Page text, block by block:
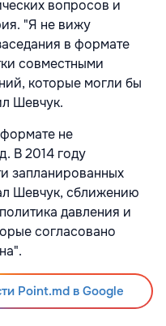
вопросов и
"Я не вижу
в формате
совместными
которые могли бы
Шевчук.
не
В 2014 году
запланированных
Шевчук, сближению
давления и
согласовано
Point.md в Google